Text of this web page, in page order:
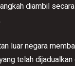
diambil
luar negara
telah